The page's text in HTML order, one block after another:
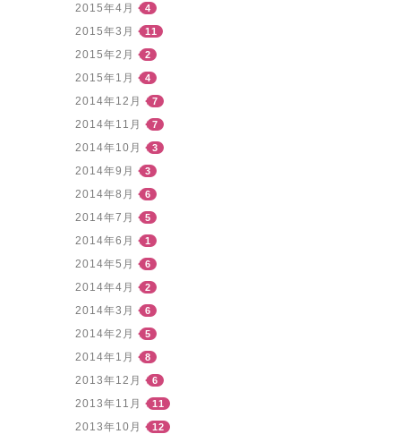
2015年4月 4
2015年3月 11
2015年2月 2
2015年1月 4
2014年12月 7
2014年11月 7
2014年10月 3
2014年9月 3
2014年8月 6
2014年7月 5
2014年6月 1
2014年5月 6
2014年4月 2
2014年3月 6
2014年2月 5
2014年1月 8
2013年12月 6
2013年11月 11
2013年10月 12